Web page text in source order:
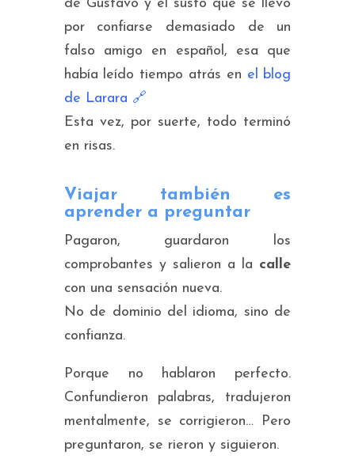
de Gustavo y el susto que se llevó
por confiarse demasiado de un
falso amigo en español, esa que
había leído tiempo atrás en el blog
de Larara 🔗
Esta vez, por suerte, todo terminó
en risas.
Viajar también es
aprender a preguntar
Pagaron, guardaron los
comprobantes y salieron a la calle
con una sensación nueva.
No de dominio del idioma, sino de
confianza.
Porque no hablaron perfecto.
Confundieron palabras, tradujeron
mentalmente, se corrigieron… Pero
preguntaron, se rieron y siguieron.